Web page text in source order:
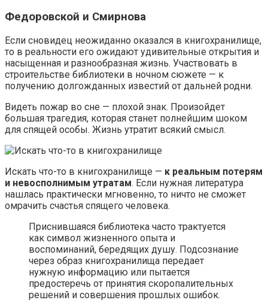
Федоровской и Смирнова
Если сновидец неожиданно оказался в книгохранилище,
то в реальности его ожидают удивительные открытия и
насыщенная и разнообразная жизнь. Участвовать в
строительстве библиотеки в ночном сюжете — к
получению долгожданных известий от дальней родни.
Видеть пожар во сне — плохой знак. Произойдет
большая трагедия, которая станет полнейшим шоком
для спящей особы. Жизнь утратит всякий смысл.
Искать что-то в книгохранилище — к реальным потерям
и невосполнимым утратам. Если нужная литература
нашлась практически мгновенно, то ничто не сможет
омрачить счастья спящего человека.
Приснившаяся библиотека часто трактуется
как символ жизненного опыта и
воспоминаний, бередящих душу. Подсознание
через образ книгохранилища передает
нужную информацию или пытается
предостеречь от принятия скоропалительных
решений и совершения прошлых ошибок.